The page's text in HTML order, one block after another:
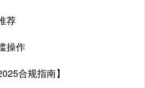
荐
操作
合规指南】